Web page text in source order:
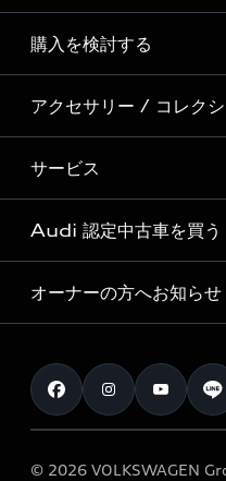
Story of Progress
Audi Sport
Formula 1®
デジタルサービス
ディーラー検索
新車在庫検索
試乗車・展示車検索
見積り依頼
試乗予約
購入を検討する
モデル一覧
特別仕様モデル / 限定モデル
e-tronラインアップ
価格シミュレーション
車両比較
カタログ一覧
アクセサリー / コレク
純正アクセサリー
オンラインショップ
Audi collection
アウディナビアプリ
サービス
サービス入庫予約
サービスプログラム
メンテナンス
車検 / 定期点検
e-tronアフターサポート
Audi 認定中古車を買う
Audi認定中古車
クオリティ
保証
メンテナンス
オーナーの方へお知らせ
お知らせ
オーナー様向けキャンペーン
© 2026 VOLKSWAGEN